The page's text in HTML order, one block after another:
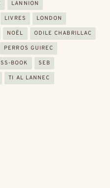
LANNION
LIVRES LONDON
NOËL ODILE CHABRILLAC
PERROS GUIREC
BOOK SEB
TI AL LANNEC